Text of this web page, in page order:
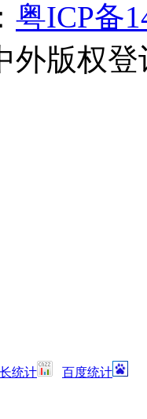
粤ICP备
外版权
统计 百度统计